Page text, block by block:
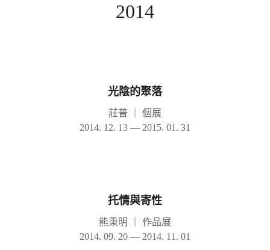
2014
光陰的聚落
莊普
個展
2014. 12. 13 — 2015. 01. 31
托情與寄性
熊秉明
作品展
2014. 09. 20 — 2014. 11. 01